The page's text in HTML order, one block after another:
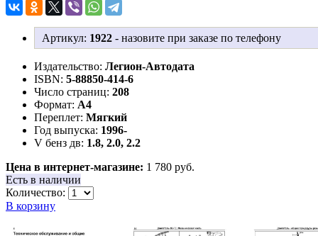
Артикул: 1922 - назовите при заказе по телефону
Издательство: Легион-Aвтодата
ISBN: 5-88850-414-6
Число страниц: 208
Формат: А4
Переплет: Мягкий
Год выпуска: 1996-
V бенз дв: 1.8, 2.0, 2.2
Цена в интернет-магазине: 1 780 руб.
Есть в наличии
Количество:
В корзину